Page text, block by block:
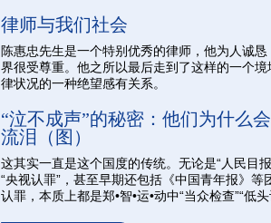
律师与我们社会
陈惠忠先生是一个特别优秀的律师，他为人诚
界很受尊重。他之所以最后走到了这样的一个
律状况的一种绝望感有关系。
“泣不成声”的秘密：他们为什么
流泪（图）
这其实一直是这个国度的传统。无论是“人民目
“央视认罪”，甚至早期还包括《中国青年报》
认罪，本质上都是郑•智•运•动中“当众检查”“低头